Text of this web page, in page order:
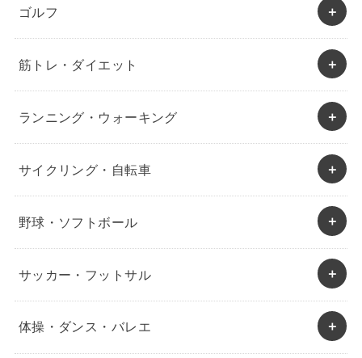
ゴルフ
筋トレ・ダイエット
ランニング・ウォーキング
サイクリング・自転車
野球・ソフトボール
サッカー・フットサル
体操・ダンス・バレエ